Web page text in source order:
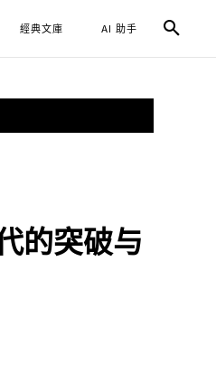
經典文庫 AI 助手
的突破与